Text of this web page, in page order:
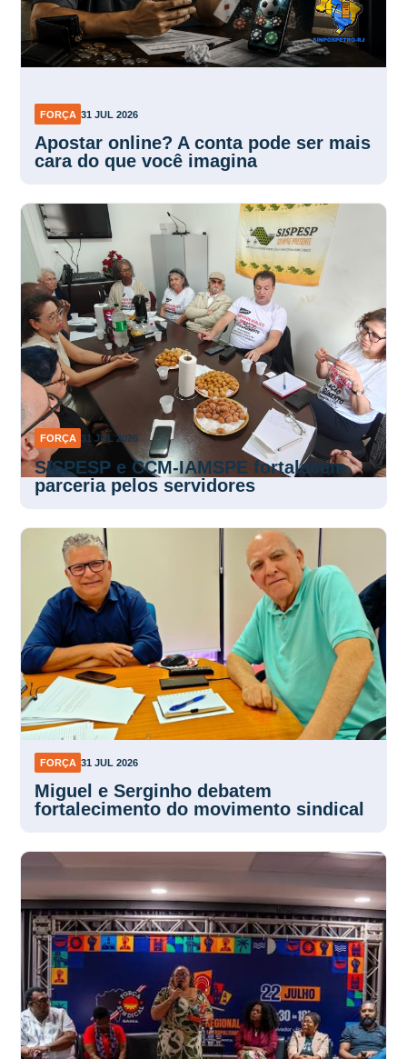
FORÇA 31 JUL 2026
Apostar online? A conta pode ser mais
cara do que você imagina
FORÇA 31 JUL 2026
SISPESP e CCM-IAMSPE fortalecem
parceria pelos servidores
FORÇA 31 JUL 2026
Miguel e Serginho debatem
fortalecimento do movimento sindical